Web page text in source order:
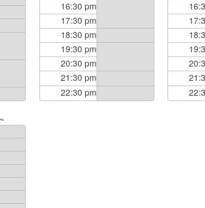
16:30 pm
17:30 pm
18:30 pm
19:30 pm
20:30 pm
21:30 pm
22:30 pm